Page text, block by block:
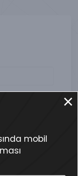
mobil